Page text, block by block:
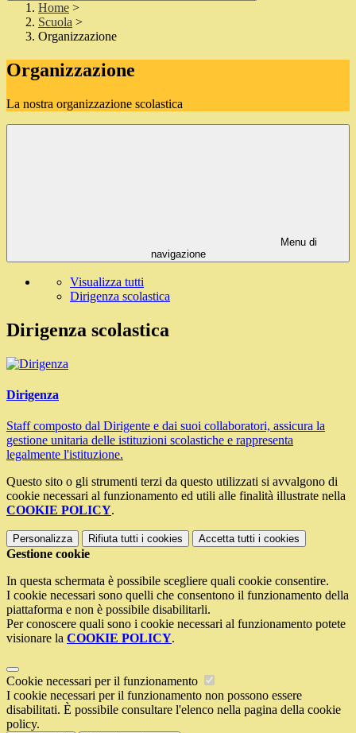
Home >
Scuola >
Organizzazione
Organizzazione
La nostra organizzazione scolastica
Menu di
navigazione
Visualizza tutti
Dirigenza scolastica
Dirigenza scolastica
Dirigenza
Staff composto dal Dirigente e dai suoi collaboratori, assicura la
gestione unitaria delle istituzioni scolastiche e rappresenta
legalmente l'istituzione.
Questo sito o gli strumenti terzi da questo utilizzati si avvalgono di
cookie necessari al funzionamento ed utili alle finalità illustrate nella
COOKIE POLICY.
Personalizza Rifiuta tutti i cookies Accetta tutti i cookies
Gestione cookie
In questa schermata è possibile scegliere quali cookie consentire.
I cookie necessari sono quelli che consentono il funzionamento della
piattaforma e non è possibile disabilitarli.
Per conoscere quali sono i cookie necessari al funzionamento potete
visionare la COOKIE POLICY.
Cookie necessari per il funzionamento
I cookie necessari per il funzionamento non possono essere
disabilitati. È possibile consultare l'elenco nella pagina della cookie
policy.